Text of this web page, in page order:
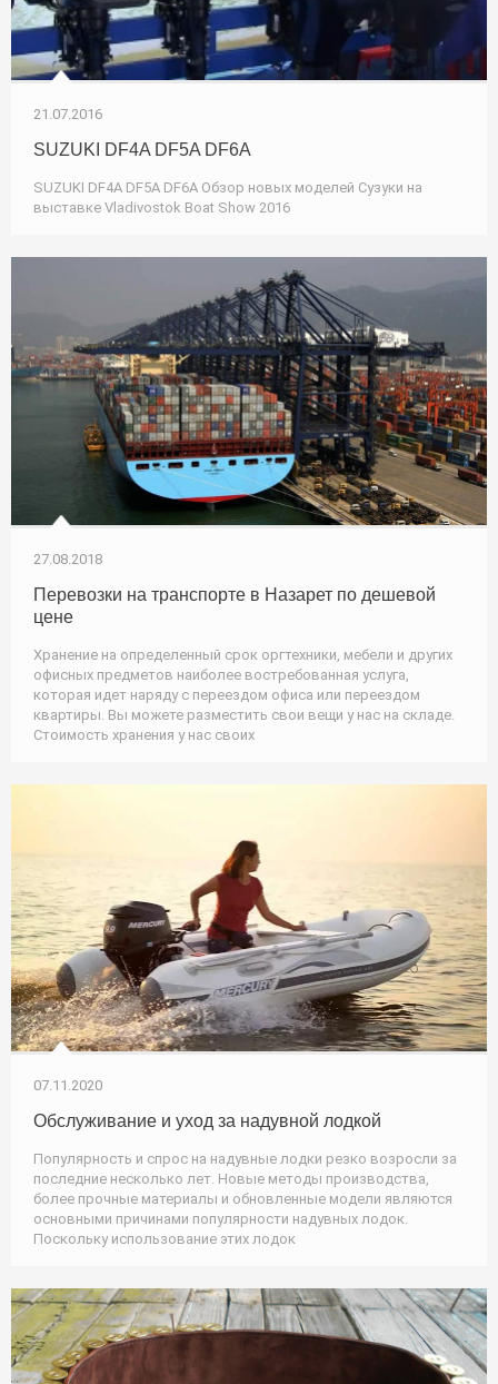
21.07.2016
SUZUKI DF4A DF5A DF6A
SUZUKI DF4A DF5A DF6A Обзор новых моделей Сузуки на
выставке Vladivostok Boat Show 2016
27.08.2018
Перевозки на транспорте в Назарет по дешевой
цене
Хранение на определенный срок оргтехники, мебели и других
офисных предметов наиболее востребованная услуга,
которая идет наряду с переездом офиса или переездом
квартиры. Вы можете разместить свои вещи у нас на складе.
Стоимость хранения у нас своих
07.11.2020
Обслуживание и уход за надувной лодкой
Популярность и спрос на надувные лодки резко возросли за
последние несколько лет. Новые методы производства,
более прочные материалы и обновленные модели являются
основными причинами популярности надувных лодок.
Поскольку использование этих лодок